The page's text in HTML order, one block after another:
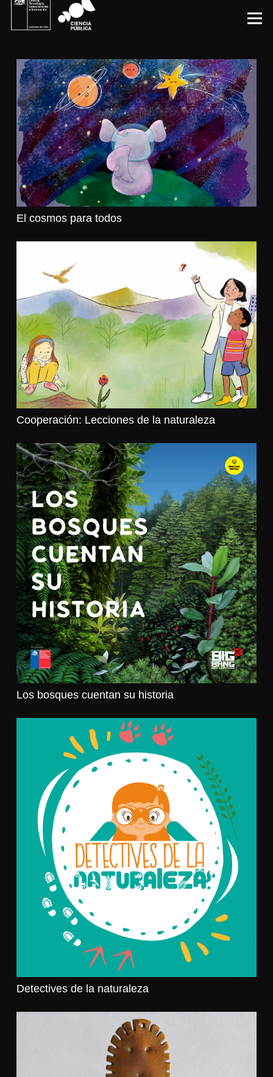
El cosmos para todos
Cooperación: Lecciones de la naturaleza
Los bosques cuentan su historia
Detectives de la naturaleza